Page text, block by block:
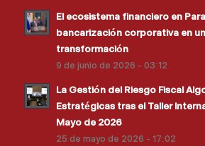
El ecosistema financiero en
bancarización corporativa en
transformación
9 de junio de 2026 - 03:12
La Gestión del Riesgo Fiscal
Estratégicas tras el Taller
Mayo de 2026
25 de mayo de 2026 - 17:02